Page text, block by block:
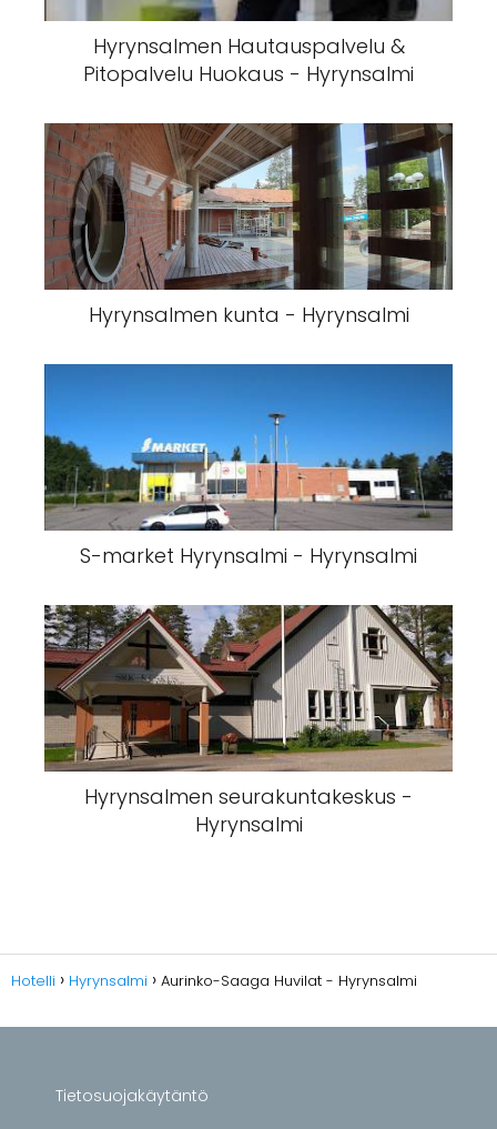
Hyrynsalmen Hautauspalvelu &
Pitopalvelu Huokaus - Hyrynsalmi
Hyrynsalmen kunta - Hyrynsalmi
S-market Hyrynsalmi - Hyrynsalmi
Hyrynsalmen seurakuntakeskus -
Hyrynsalmi
Hotelli Hyrynsalmi Aurinko-Saaga Huvilat - Hyrynsalmi
Tietosuojakäytäntö